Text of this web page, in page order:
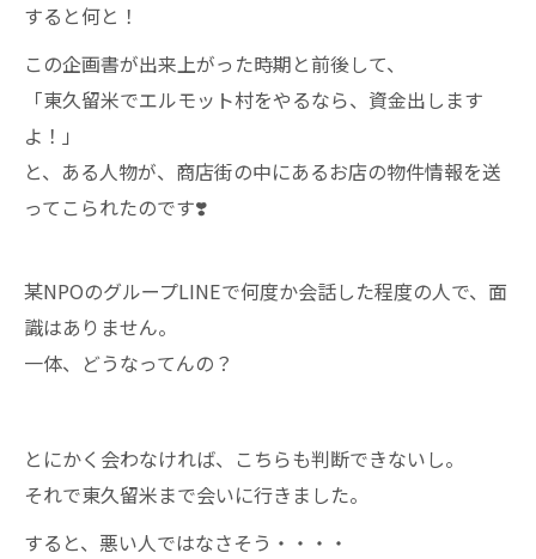
すると何と！
この企画書が出来上がった時期と前後して、
「東久留米でエルモット村をやるなら、資金出します
よ！」
と、ある人物が、商店街の中にあるお店の物件情報を送
ってこられたのです❣️
某NPOのグループLINEで何度か会話した程度の人で、面
識はありません。
一体、どうなってんの？
とにかく会わなければ、こちらも判断できないし。
それで東久留米まで会いに行きました。
すると、悪い人ではなさそう・・・・